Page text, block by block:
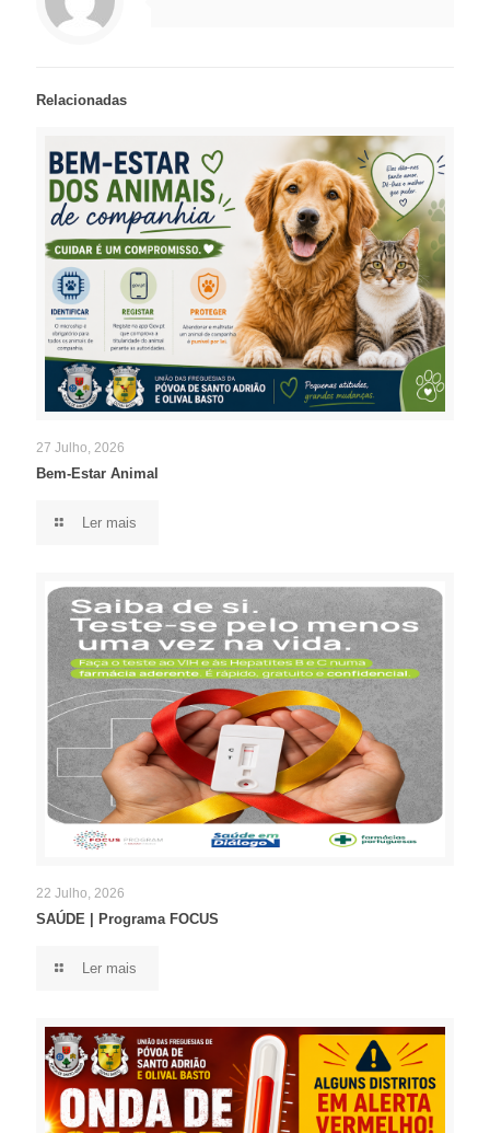
Relacionadas
27 Julho, 2026
Bem-Estar Animal
Ler mais
22 Julho, 2026
SAÚDE | Programa FOCUS
Ler mais